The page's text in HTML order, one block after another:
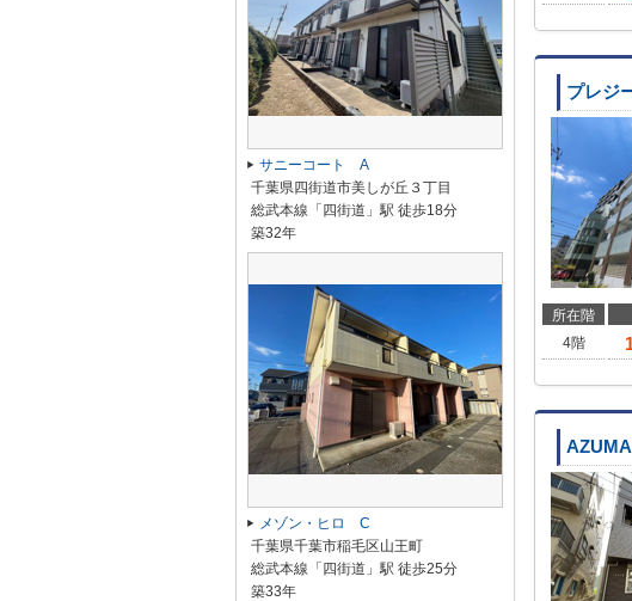
プレジ
所在階
4階
サニーコート A
千葉県四街道市美しが丘３丁目
総武本線「四街道」駅 徒歩18分
築32年
メゾン・ヒロ C
千葉県千葉市稲毛区山王町
総武本線「四街道」駅 徒歩25分
築33年